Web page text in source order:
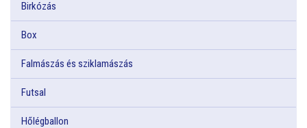
Birkózás
Box
Falmászás és sziklamászás
Futsal
Hőlégballon